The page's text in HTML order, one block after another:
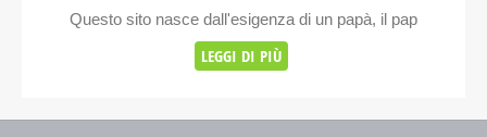
Questo sito nasce dall'esigenza di un papà, il pap
LEGGI DI PIÙ